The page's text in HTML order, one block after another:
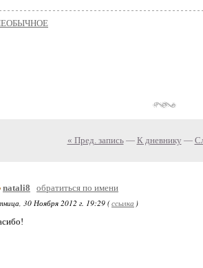
« Пред. запись— К дневнику —
natali8
обратиться по имени
30 Ноября 2012 г. 19:29 (ссылка )